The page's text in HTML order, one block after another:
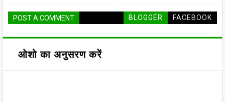
POST A COMMENT BLOGGER FACEBOOK
ओशो का अनुसरण करें